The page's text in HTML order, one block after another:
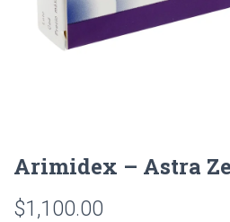
Arimidex – Astra
$1,100.00